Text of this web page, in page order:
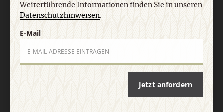
Weiterführende Informationen finden Sie in unseren
Datenschutzhinweisen.
E-Mail
Jetzt anfordern